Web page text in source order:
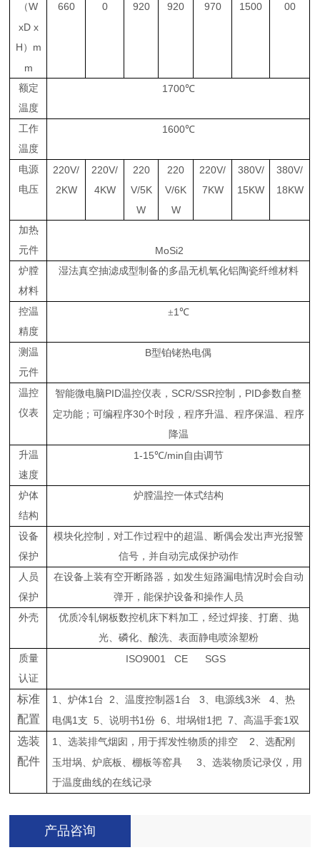
（W
xD x
H ） m
m
660
0
920
920
970
1500
00
额定
温度
1700℃
工作
温度
1600℃
电源
电压
220V/
2KW
220V/
4KW
220
V/5K
W
220
V/6K
W
220V/
7KW
380V/
15KW
380V/
18KW
加热
元件
MoSi2
炉膛
材料
湿法真空抽滤成型制备的多晶无机氧化铝陶瓷纤维材料
控温
精度
±1 ℃
测温
元件
B型铂铑热电偶
温控
仪表
智能微电脑PID温控仪表， SCR/SSR控制， PID参数自整
定功能；可编程序30个时段，程序升温、程序保温、程序
降温
升温
速度
1-15℃/min 自由调节
炉体
结构
炉膛温控一体式结构
设备
保护
模块化控制，对工作过程中的超温、断偶会发出声光报警
信号，并自动完成保护动作
人员
保护
在设备上装有空开断路器，如发生短路漏电情况时会自动
弹开，能保护设备和操作人员
外壳
优质冷轧钢板数控机床下料加工，经过焊接、打磨、抛
光、磷化、酸洗、表面静电喷涂塑粉
质量
认证
ISO9001 CE SGS
标准
配置
1 、炉体1 台 2、温度控制器1 台 3、电源线3米 4、热
电偶1支 5、说明书1份 6、坩埚钳1把 7、高温手套1双
选装
配件
1 、选装排气烟囱，用于挥发性物质的排空 2、选配刚
玉坩埚、炉底板、棚板等窑具
3、选装物质记录仪，用
于温度曲线的在线记录
产品咨询